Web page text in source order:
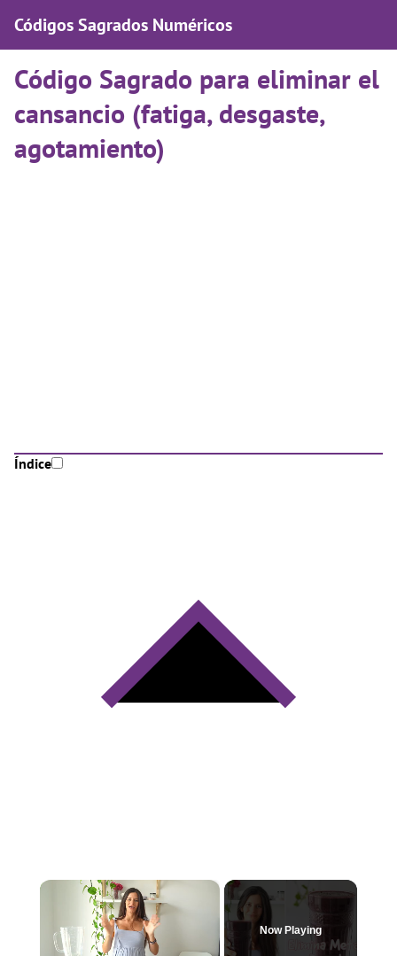
Códigos Sagrados Numéricos
Código Sagrado para eliminar el
cansancio (fatiga, desgaste,
agotamiento)
Índice
×
Now Playing